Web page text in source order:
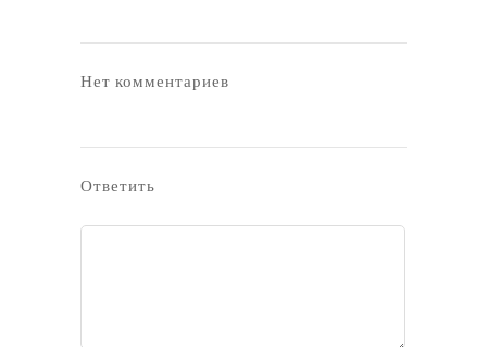
Нет комментариев
Ответить